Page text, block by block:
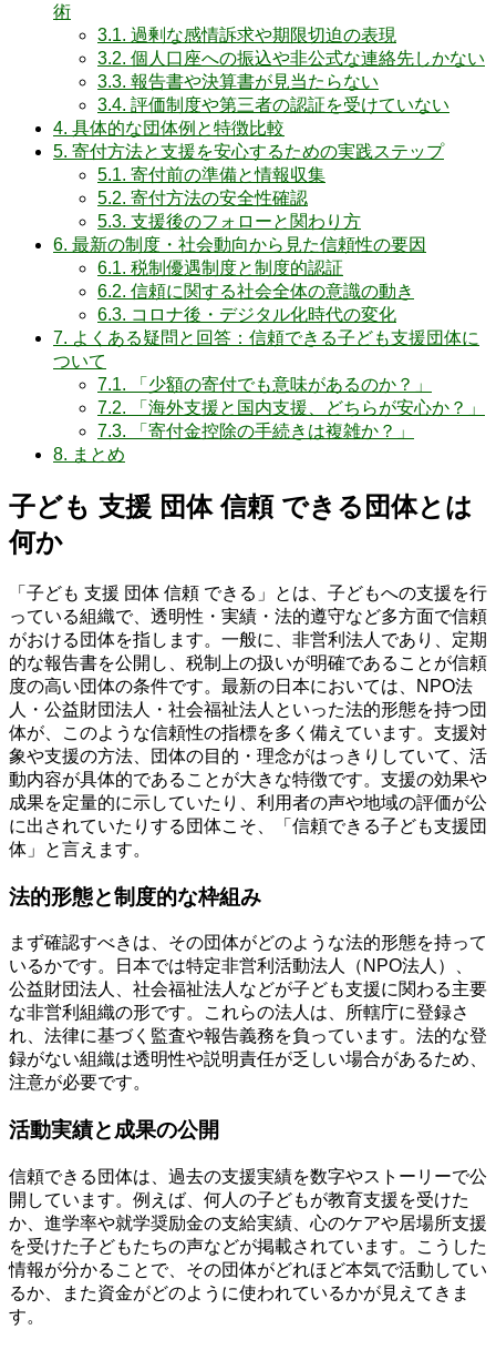
術
3.1. 過剰な感情訴求や期限切迫の表現
3.2. 個人口座への振込や非公式な連絡先しかない
3.3. 報告書や決算書が見当たらない
3.4. 評価制度や第三者の認証を受けていない
4. 具体的な団体例と特徴比較
5. 寄付方法と支援を安心するための実践ステップ
5.1. 寄付前の準備と情報収集
5.2. 寄付方法の安全性確認
5.3. 支援後のフォローと関わり方
6. 最新の制度・社会動向から見た信頼性の要因
6.1. 税制優遇制度と制度的認証
6.2. 信頼に関する社会全体の意識の動き
6.3. コロナ後・デジタル化時代の変化
7. よくある疑問と回答：信頼できる子ども支援団体に
ついて
7.1. 「少額の寄付でも意味があるのか？」
7.2. 「海外支援と国内支援、どちらが安心か？」
7.3. 「寄付金控除の手続きは複雑か？」
8. まとめ
子ども 支援 団体 信頼 できる団体とは
何か
「子ども 支援 団体 信頼 できる」とは、子どもへの支援を行
っている組織で、透明性・実績・法的遵守など多方面で信頼
がおける団体を指します。一般に、非営利法人であり、定期
的な報告書を公開し、税制上の扱いが明確であることが信頼
度の高い団体の条件です。最新の日本においては、NPO法
人・公益財団法人・社会福祉法人といった法的形態を持つ団
体が、このような信頼性の指標を多く備えています。支援対
象や支援の方法、団体の目的・理念がはっきりしていて、活
動内容が具体的であることが大きな特徴です。支援の効果や
成果を定量的に示していたり、利用者の声や地域の評価が公
に出されていたりする団体こそ、「信頼できる子ども支援団
体」と言えます。
法的形態と制度的な枠組み
まず確認すべきは、その団体がどのような法的形態を持って
いるかです。日本では特定非営利活動法人（NPO法人）、
公益財団法人、社会福祉法人などが子ども支援に関わる主要
な非営利組織の形です。これらの法人は、所轄庁に登録さ
れ、法律に基づく監査や報告義務を負っています。法的な登
録がない組織は透明性や説明責任が乏しい場合があるため、
注意が必要です。
活動実績と成果の公開
信頼できる団体は、過去の支援実績を数字やストーリーで公
開しています。例えば、何人の子どもが教育支援を受けた
か、進学率や就学奨励金の支給実績、心のケアや居場所支援
を受けた子どもたちの声などが掲載されています。こうした
情報が分かることで、その団体がどれほど本気で活動してい
るか、また資金がどのように使われているかが見えてきま
す。